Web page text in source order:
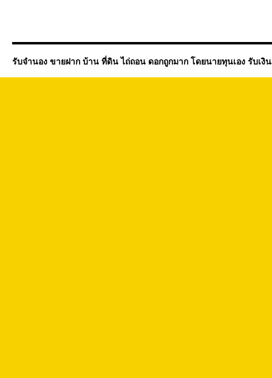
รับจำนอง ขายฝาก บ้าน ที่ดิน ไถ่ถอน ดอกถูกมาก โดยนายทุนเอง รับเงิ